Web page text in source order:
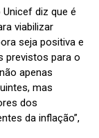
diz que é
viabilizar
seja positiva e
previstos para o
apenas
mas
dos
da inflação”,